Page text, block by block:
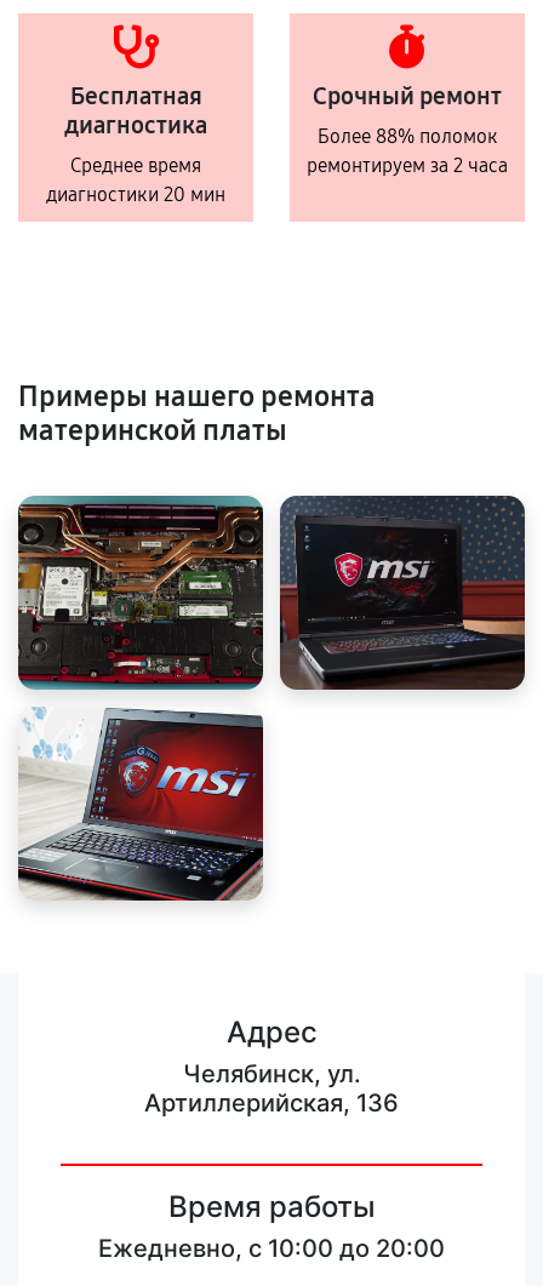
Бесплатная
диагностика
Среднее время
диагностики 20 мин
Срочный ремонт
Более 88% поломок
ремонтируем за 2 часа
Примеры нашего ремонта
материнской платы
Адрес
Челябинск, ул.
Артиллерийская, 136
Время работы
Ежедневно, с 10:00 до 20:00